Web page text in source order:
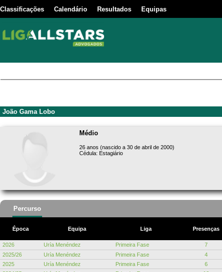
Classificações Calendário Resultados Equipas
João Gama Lobo
Médio
26 anos (nascido a 30 de abril de 2000)
Cédula: Estagiário
Percurso
Época Equipa Liga Presenças
2026 Uría Menéndez Primeira Fase
7
2025/26
Uría Menéndez Primeira Fase
4
2025
Uría Menéndez Primeira Fase
6